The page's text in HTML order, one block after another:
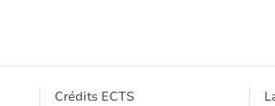
Crédits ECTS